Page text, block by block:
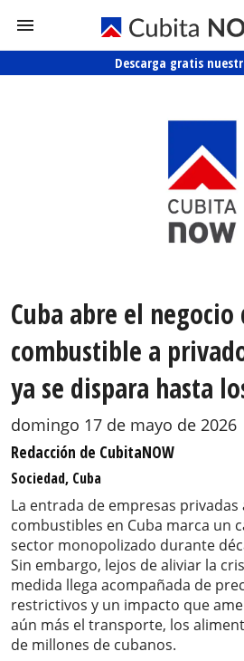
Descarga gratis
Cuba abre el negocio
combustible a
ya se dispara hasta
domingo 17 de mayo de 2026
Redacción de CubitaNOW
Sociedad, Cuba
La entrada de empresas
combustibles en Cuba marca un
sector monopolizado durante
Sin embargo, lejos de aliviar la
medida llega acompañada de
restrictivos y un impacto que
aún más el transporte, los
de millones de cubanos.